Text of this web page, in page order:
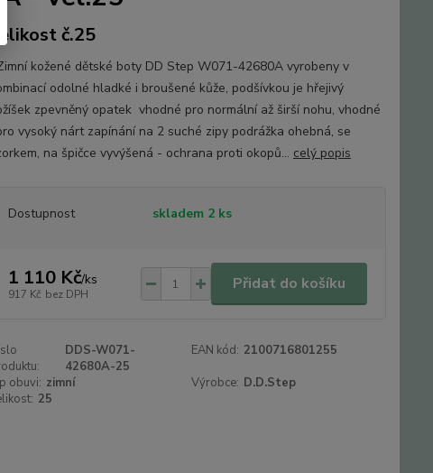
velikost č.25
kožené dětské boty DD Step W071-42680A vyrobeny v
odolné hladké i broušené kůže, podšívkou je hřejivý
zpevněný opatek vhodné pro normální až širší nohu, vhodné
vysoký nárt zapínání na 2 suché zipy podrážka ohebná, se
na špičce vyvýšená - ochrana proti okopů... celý popis
Dostupnost skladem 2 ks
1 110 Kč/ks
917 Kč bez DPH
Přidat do košíku
DDS-W071-
42680A-25
EAN kód: 2100716801255
obuvi: zimní Výrobce: D.D.Step
25